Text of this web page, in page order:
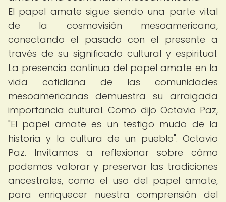
El papel amate sigue siendo una parte vital
de la cosmovisión mesoamericana,
conectando el pasado con el presente a
través de su significado cultural y espiritual.
La presencia continua del papel amate en la
vida cotidiana de las comunidades
mesoamericanas demuestra su arraigada
importancia cultural. Como dijo Octavio Paz,
"El papel amate es un testigo mudo de la
historia y la cultura de un pueblo". Octavio
Paz. Invitamos a reflexionar sobre cómo
podemos valorar y preservar las tradiciones
ancestrales, como el uso del papel amate,
para enriquecer nuestra comprensión del